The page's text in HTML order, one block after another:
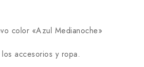
color «Azul Medianoche»
accesorios y ropa.